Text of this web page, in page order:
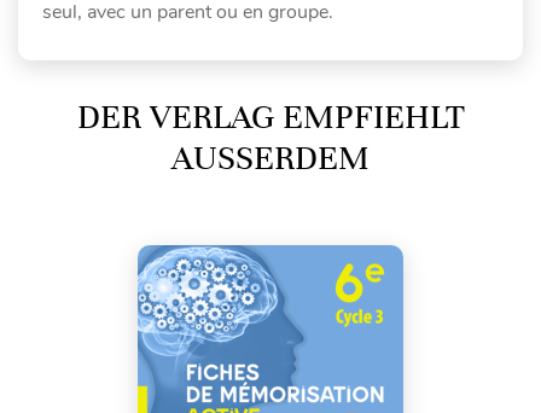
seul, avec un parent ou en groupe.
DER VERLAG EMPFIEHLT
AUSSERDEM